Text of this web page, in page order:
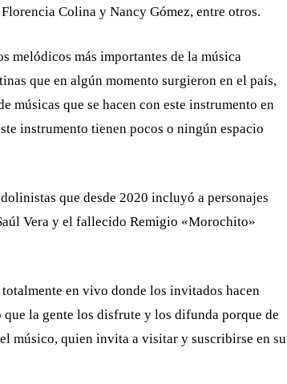
Colina y Nancy Gómez, entre otros.
melódicos más importantes de la música
que en algún momento surgieron en el país,
músicas que se hacen con este instrumento en
instrumento tienen pocos o ningún espacio
que desde 2020 incluyó a personajes
Vera y el fallecido Remigio «Morochito»
en vivo donde los invitados hacen
que la gente los disfrute y los difunda porque de
músico, quien invita a visitar y suscribirse en su